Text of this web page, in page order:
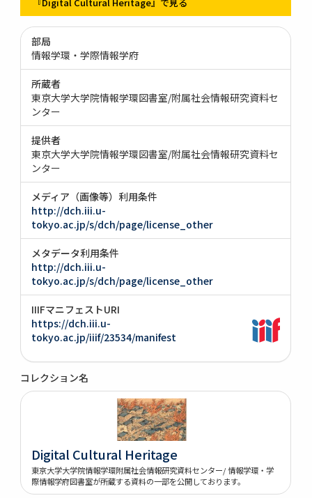
部局
情報学環・学際情報学府
所蔵者
東京大学大学院情報学環図書室/附属社会情報研究資料セ
ンター
提供者
東京大学大学院情報学環図書室/附属社会情報研究資料セ
ンター
メディア（画像等）利用条件
http://dch.iii.u-
tokyo.ac.jp/s/dch/page/license_other
メタデータ利用条件
http://dch.iii.u-
tokyo.ac.jp/s/dch/page/license_other
IIIFマニフェストURI
https://dch.iii.u-
tokyo.ac.jp/iiif/23534/manifest
コレクション名
Digital Cultural Heritage
東京大学大学院情報学環附属社会情報研究資料センター/ 情報学環・学
際情報学府図書室が所蔵する資料の一部を公開しております。